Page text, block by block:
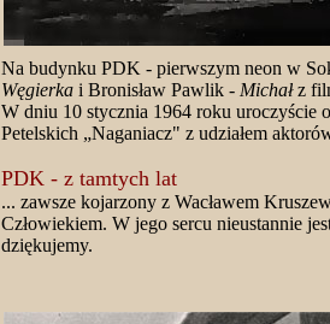
Na budynku PDK - pierwszym neon w
Węgierka i Bronisław Pawlik - Michałz
W dniu 10 stycznia 1964 roku uroczyście
Petelskich „Naganiacz" z udziałem
PDK - z tamtych lat
... zawsze kojarzony z Wacławem
Człowiekiem. W jego sercu nieustannie
dziękujemy.